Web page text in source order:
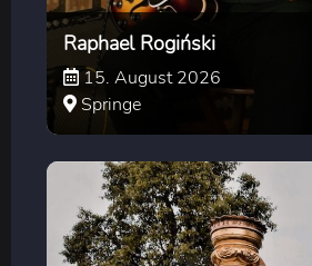
Raphael Rogiński
15. August 2026
Springe